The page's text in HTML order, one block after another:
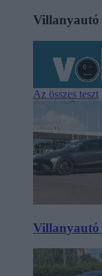
Villanyautó
Az összes teszt
Villanyautó